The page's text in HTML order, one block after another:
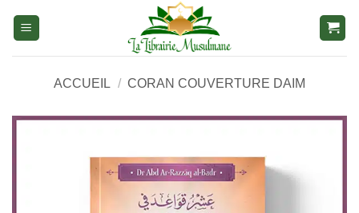
ACCUEIL / CORAN COUVERTURE DAIM